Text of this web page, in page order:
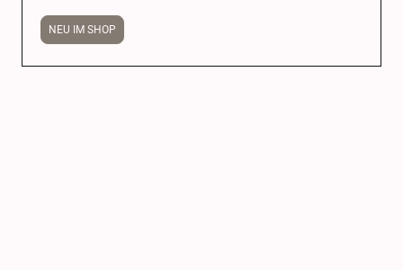
NEU IM SHOP